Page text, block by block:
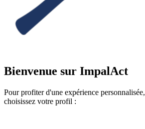
Bienvenue sur ImpalAct
Pour profiter d'une expérience personnalisée,
choisissez votre profil :